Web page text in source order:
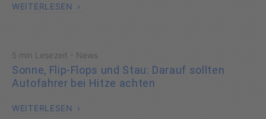
WEITERLESEN
5 min Lesezeit · News
Sonne, Flip-Flops und Stau: Darauf sollten
Autofahrer bei Hitze achten
WEITERLESEN